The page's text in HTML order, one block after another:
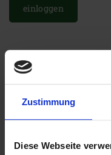
Zustimmung
Diese Webseite
einloggen
Weitere